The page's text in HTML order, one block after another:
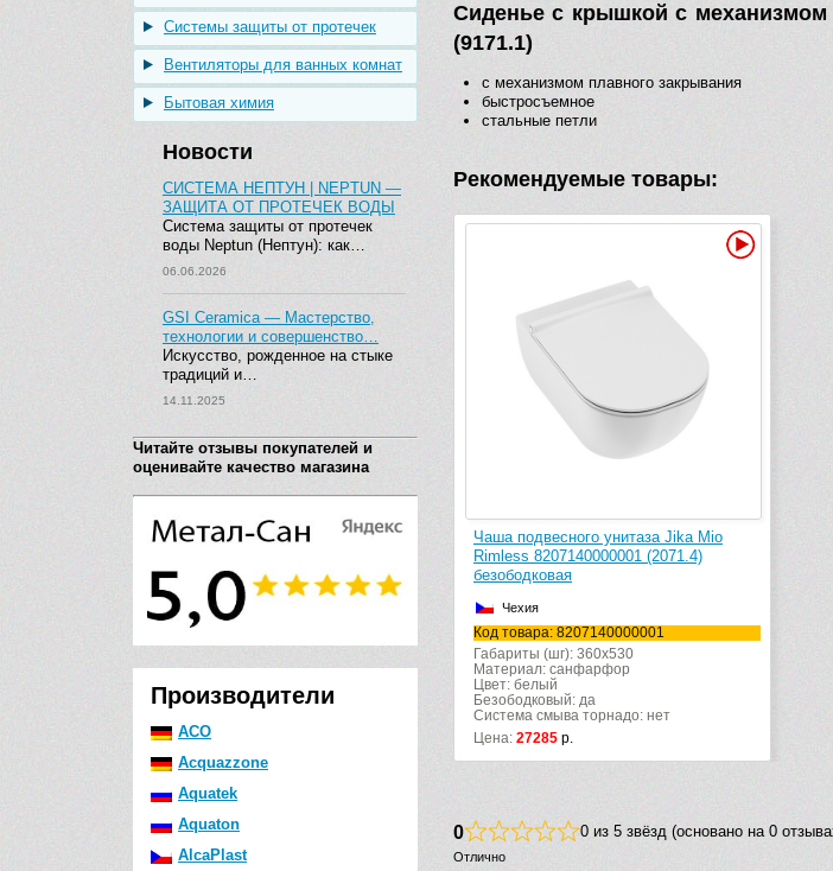
Системы защиты от протечек
Вентиляторы для ванных комнат
Бытовая химия
Новости
СИСТЕМА НЕПТУН | NEPTUN —
ЗАЩИТА ОТ ПРОТЕЧЕК ВОДЫ
Система защиты от протечек
воды Neptun (Нептун): как…
06.06.2026
GSI Ceramica — Мастерство,
технологии и совершенство…
Искусство, рожденное на стыке
традиций и…
14.11.2025
Читайте отзывы покупателей и
оценивайте качество магазина
Производители
ACO
Acquazzone
Aquatek
Aquaton
AlcaPlast
Сиденье с крышкой с механизмом
(9171.1)
с механизмом плавного закрывания
быстросъемное
стальные петли
Рекомендуемые товары:
Чаша подвесного унитаза Jika Mio
Rimless 8207140000001 (2071.4)
безободковая
Чехия
Код товара: 8207140000001
Габариты (шг): 360x530
Материал: санфарфор
Цвет: белый
Безободковый: да
Система смыва торнадо: нет
Цена: 27285 р.
0 0 из 5 звёзд (основано на 0
Отлично